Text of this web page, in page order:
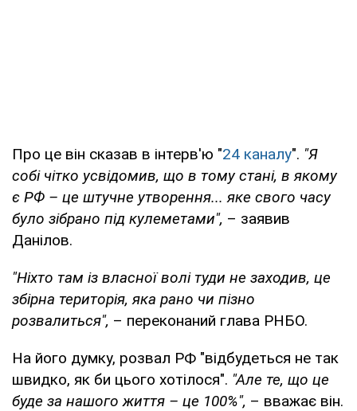
Про це він сказав в інтерв'ю "24 каналу". "Я
собі чітко усвідомив, що в тому стані, в якому
є РФ – це штучне утворення... яке свого часу
було зібрано під кулеметами", – заявив
Данілов.
"Ніхто там із власної волі туди не заходив, це
збірна територія, яка рано чи пізно
розвалиться", – переконаний глава РНБО.
На його думку, розвал РФ "відбудеться не так
швидко, як би цього хотілося". "Але те, що це
буде за нашого життя – це 100%", – вважає він.